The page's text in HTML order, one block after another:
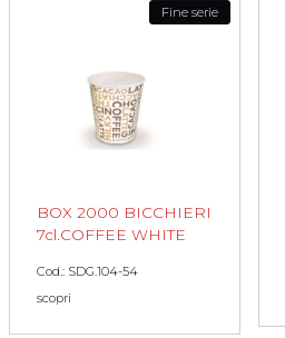
Fine serie
BOX 2000 BICCHIERI
7cl.COFFEE WHITE
Cod.: SDG.104-54
scopri